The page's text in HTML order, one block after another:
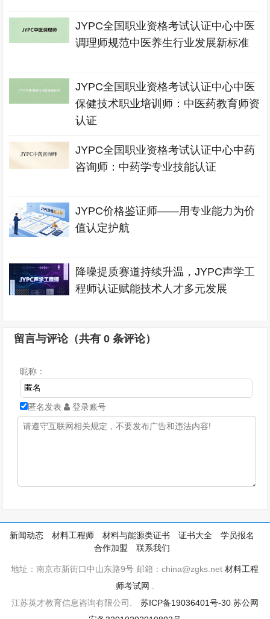
JYPC全国职业资格考试认证中心中医
调理师规范中医养生行业发展新标准
JYPC全国职业资格考试认证中心中医
保健技术职业培训师：中医药教育师资
认证
JYPC全国职业资格考试认证中心中药
咨询师：中药学专业技能认证
JYPC价格鉴证师——用专业能力为价
值认定护航
降噪提质赛道持续升温，JYPC声学工
程师认证赋能技术人才多元发展
留言与评论（共有0 条评论）
昵称：
匿名发表 登录账号
新闻动态 材料工程师 材料与能源类证书 证书大全
学员报名
合作加盟
联系我们
地址：南京市新街口中山东路9号 邮箱：china@zgks.net材料工程
师考试网
江苏英才教育信息咨询有限公司. 苏ICP备19036401号-30 苏公网